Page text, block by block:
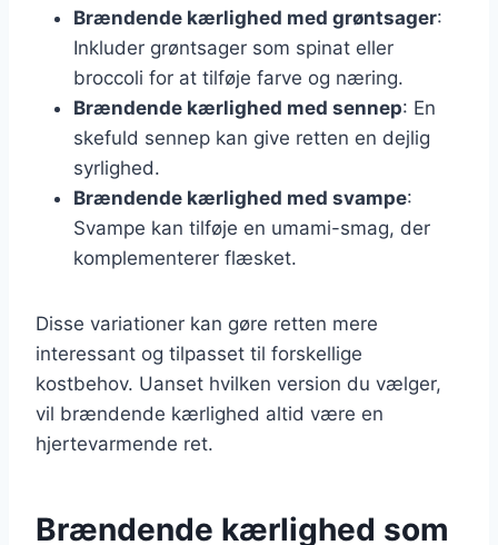
Brændende kærlighed med grøntsager:
Inkluder grøntsager som spinat eller
broccoli for at tilføje farve og næring.
Brændende kærlighed med sennep: En
skefuld sennep kan give retten en dejlig
syrlighed.
Brændende kærlighed med svampe:
Svampe kan tilføje en umami-smag, der
komplementerer flæsket.
Disse variationer kan gøre retten mere
interessant og tilpasset til forskellige
kostbehov. Uanset hvilken version du vælger,
vil brændende kærlighed altid være en
hjertevarmende ret.
Brændende kærlighed som